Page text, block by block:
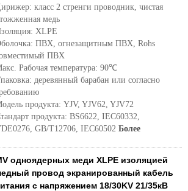
класс 2 стренги проводник, чистая
медь
XLPE
ПВХ, огнезащитным ПВХ, Rohs
ПВХ
Рабочая температура: 90℃
деревянный барабан или согласно
продукта: YJV, YJV62, YJV72
продукта: BS6622, IEC60332,
GB/T12706, IEC60502 Более
одноядерных меди XLPE изоляцией
провод экранированный кабель
с напряжением 18/30KV 21/35кВ